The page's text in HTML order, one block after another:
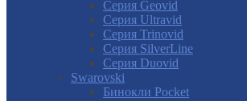
Серия Geovid
Серия Ultravid
Серия Trinovid
Серия SilverLine
Серия Duovid
Swarovski
Бинокли Pocket